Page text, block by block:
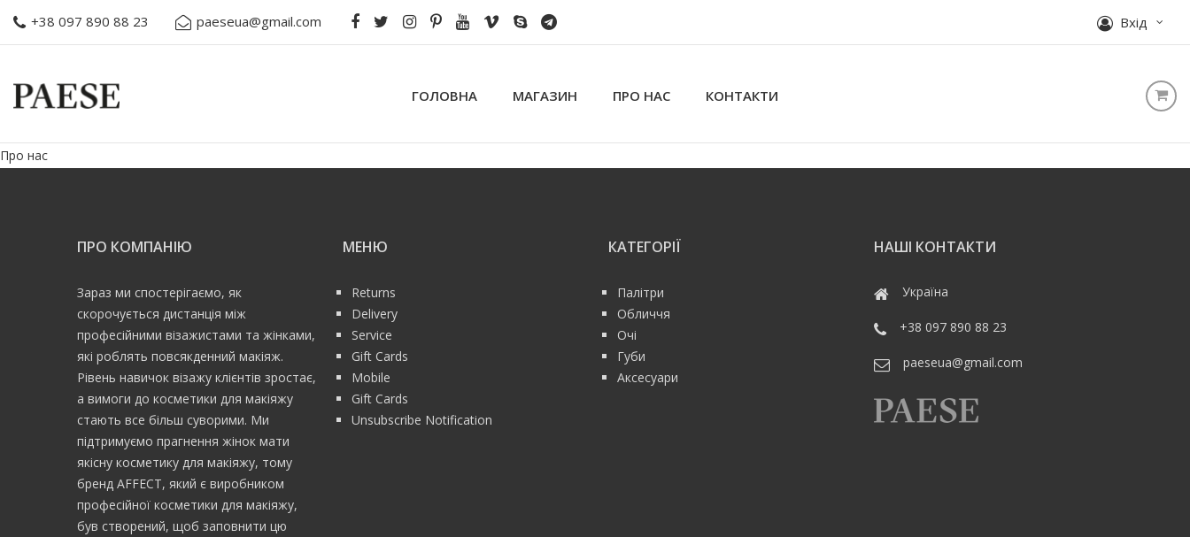
+38 097 890 88 23 paeseua@gmail.com Вхід
ГОЛОВНА МАГАЗИН ПРО НАС КОНТАКТИ
Про нас
ПРО КОМПАНІЮ
Зараз ми спостерігаємо, як
скорочується дистанція між
професійними візажистами та жінками,
які роблять повсякденний макіяж.
Рівень навичок візажу клієнтів зростає,
а вимоги до косметики для макіяжу
стають все більш суворими. Ми
підтримуємо прагнення жінок мати
якісну косметику для макіяжу, тому
бренд AFFECT, який є виробником
професійної косметики для макіяжу,
був створений, щоб заповнити цю
МЕНЮ
Returns
Delivery
Service
Gift Cards
Mobile
Gift Cards
Unsubscribe Notification
КАТЕГОРІЇ
Палітри
Обличчя
Очі
Губи
Аксесуари
НАШІ КОНТАКТИ
Україна
+38 097 890 88 23
paeseua@gmail.com